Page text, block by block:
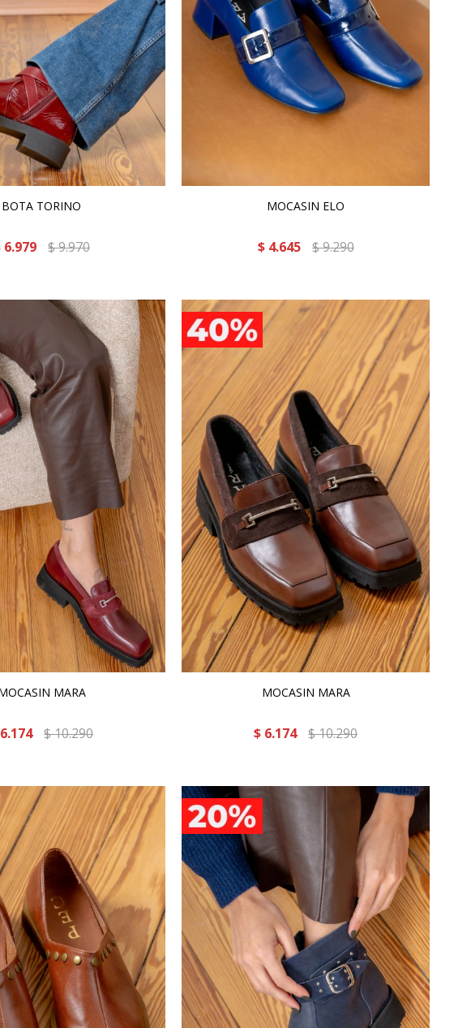
BOTA TORINO
6.979 $9.970
MOCASIN ELO
$ 4.645 $9.290
MARA
6.174 $10.290
MOCASIN MARA
$ 6.174 $10.290